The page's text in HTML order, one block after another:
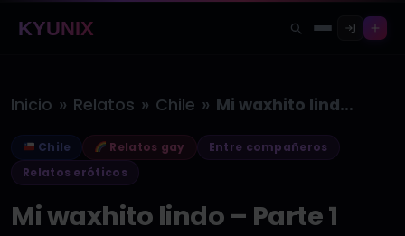
KYUNIX
Inicio » Relatos » Chile » Mi waxhito lindo – Parte 1
Chile Relatos gay
Entre compañeros
Relatos eróticos
Mi waxhito lindo – Parte 1